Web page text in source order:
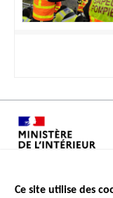
Ce site utilise des